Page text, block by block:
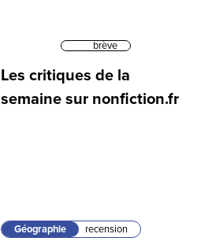
brève
Les critiques de la
semaine sur nonfiction.fr
Géographie recension